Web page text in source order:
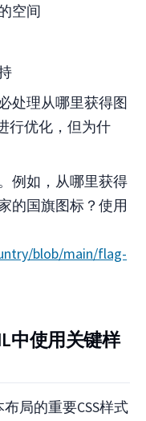
空间
处理从哪里获得图
行优化，但为什
例如，从哪里获得
的国旗图标？使用
blob/main/flag-
中使用关键样
局的重要CSS样式